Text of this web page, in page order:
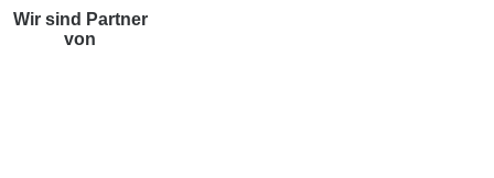
Wir sind Partner
von